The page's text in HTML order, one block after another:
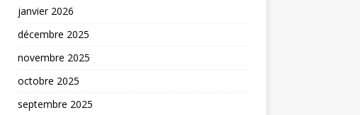
janvier 2026
décembre 2025
novembre 2025
octobre 2025
septembre 2025